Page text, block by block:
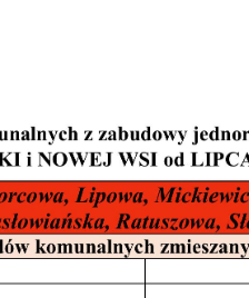
dokonać zmiany swoich ustawień.
funkcjonowania strony
przez nas usług.
przez Ciebie działania w celu m.in.
logowania czy